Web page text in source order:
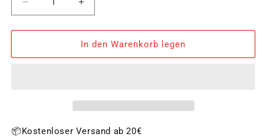
Verringere
die
Menge
Küchentimer
Erhöhe
die
Menge
für
Küchentimer
In den Warenkorb legen
📦Kostenloser Versand ab 20€